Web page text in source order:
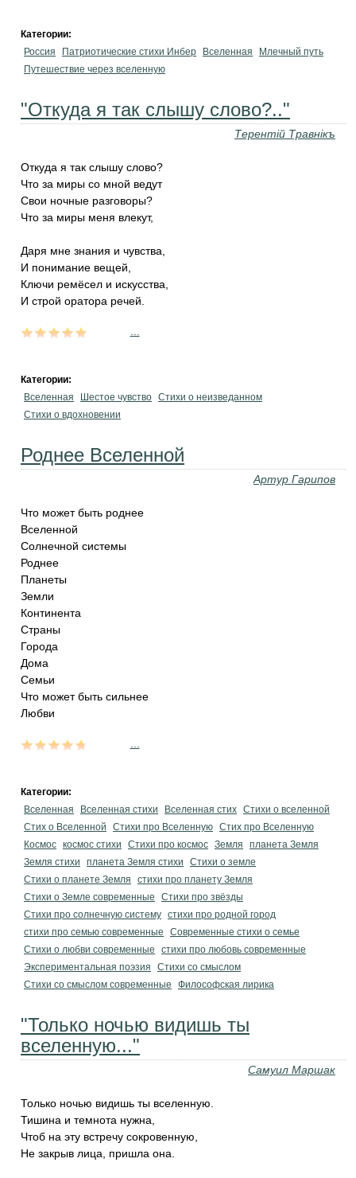
Категории:
Россия
Патриотические стихи Инбер Вселенная
Млечный путь
Путешествие через вселенную
"Откуда я так слышу слово?.."
Терентiй Травнiкъ
Откуда я так слышу слово?
Что за миры со мной ведут
Свои ночные разговоры?
Что за миры меня влекут,
Даря мне знания и чувства,
И понимание вещей,
Ключи ремёсел и искусства,
И строй оратора речей.
Категории:
Вселенная
Шестое чувство Стихи о неизведанном
Стихи о вдохновении
Роднее Вселенной
Артур Гарипов
Что может быть роднее
Вселенной
Солнечной системы
Роднее
Планеты
Земли
Континента
Страны
Города
Дома
Семьи
Что может быть сильнее
Любви
Категории:
Вселенная
Вселенная стихи Вселенная стих Стихи о вселенной
Стих о Вселенной
Стихи про Вселенную Стих про Вселенную
Космос космос стихи Стихи про космос Земля
планета Земля
Земля стихи
планета Земля стихи
Стихи о земле
Стихи о планете Земля
стихи про планету Земля
Стихи о Земле современные
Стихи про звёзды
Стихи про солнечную систему стихи про родной город
стихи про семью современные
Современные стихи о семье
Стихи о любви современные
стихи про любовь современные
Экспериментальная поэзия
Стихи со смыслом
Стихи со смыслом современные
Философская лирика
"Только ночью видишь ты
вселенную..."
Самуил Маршак
Только ночью видишь ты вселенную.
Тишина и темнота нужна,
Чтоб на эту встречу сокровенную,
Не закрыв лица, пришла она.